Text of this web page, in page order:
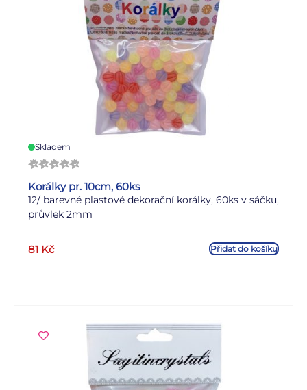
Skladem
Korálky pr. 10cm, 60ks
12/ barevné plastové dekorační korálky, 60ks v sáčku,
průvlek 2mm
EAN 6902110510674
81 Kč Přidat do košíku